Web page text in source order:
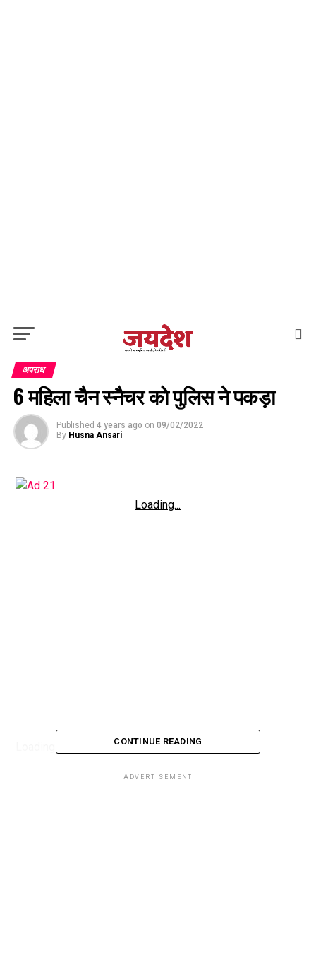
अपराध
6 महिला चैन स्नैचर को पुलिस ने पकड़ा
Published 4 years ago on 09/02/2022
By Husna Ansari
Loading...
CONTINUE READING
ADVERTISEMENT